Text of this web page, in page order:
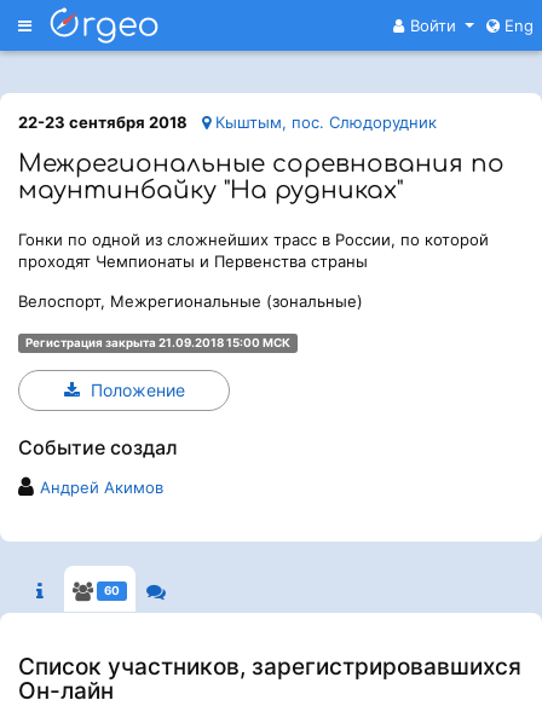
Меню Войти Eng
22-23 сентября 2018 Кыштым, пос. Слюдорудник
Межрегиональные соревнования по
маунтинбайку "На рудниках"
Гонки по одной из сложнейших трасс в России, по которой
проходят Чемпионаты и Первенства страны
Велоспорт, Межрегиональные (зональные)
Регистрация закрыта 21.09.2018 15:00 МСК
Положение
Событие создал
Андрей Акимов
60
Список участников, зарегистрировавшихся
Он-лайн